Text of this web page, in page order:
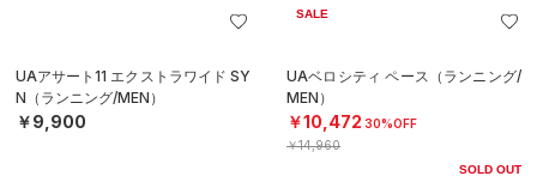
UAアサート11 エクストラワイド SY
N（ランニング/MEN）
￥9,900
SALE
UAベロシティ ペース（ランニング/
MEN）
￥10,472 30%OFF
￥14,960
SOLD OUT